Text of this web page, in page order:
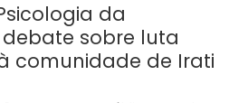
da
sobre luta
comunidade de Irati